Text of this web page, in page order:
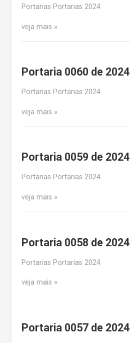
Portarias Portarias 2024
veja mais
Portaria 0060 de 2024
Portarias Portarias 2024
veja mais
Portaria 0059 de 2024
Portarias Portarias 2024
veja mais
Portaria 0058 de 2024
Portarias Portarias 2024
veja mais
Portaria 0057 de 2024